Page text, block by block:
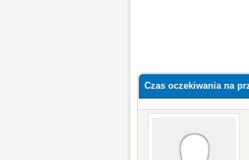
Czas oczekiwania na